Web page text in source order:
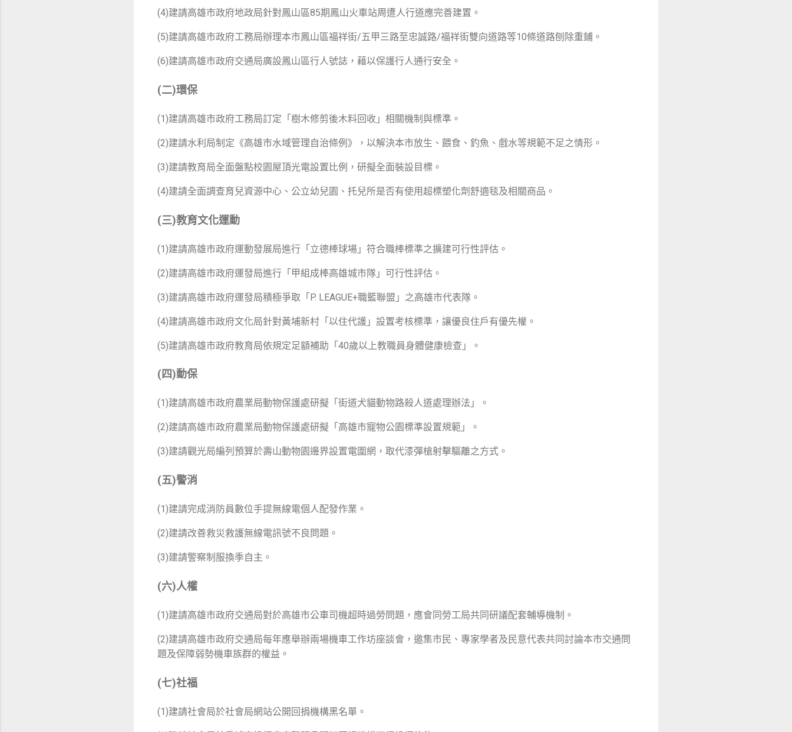
(4)建請高雄市政府地政局針對鳳山區85期鳳山火車站周遭人行道應完善建置。
(5)建請高雄市政府工務局辦理本市鳳山區福祥街/五甲三路至忠誠路/福祥街雙向道路等10條道路刨除重鋪。
(6)建請高雄市政府交通局廣設鳳山區行人號誌，藉以保護行人通行安全。
(二)環保
(1)建請高雄市政府工務局訂定「樹木修剪後木料回收」相關機制與標準。
(2)建請水利局制定《高雄市水域管理自治條例》，以解決本市放生、餵食、釣魚、戲水等規範不足之情形。
(3)建請教育局全面盤點校園屋頂光電設置比例，研擬全面裝設目標。
(4)建請全面調查育兒資源中心、公立幼兒園、托兒所是否有使用超標塑化劑舒適毯及相關商品。
(三)教育文化運動
(1)建請高雄市政府運動發展局進行「立德棒球場」符合職棒標準之擴建可行性評估。
(2)建請高雄市政府運發局進行「甲組成棒高雄城市隊」可行性評估。
(3)建請高雄市政府運發局積極爭取「P. LEAGUE+職籃聯盟」之高雄市代表隊。
(4)建請高雄市政府文化局針對黃埔新村「以住代護」設置考核標準，讓優良住戶有優先權。
(5)建請高雄市政府教育局依規定足額補助「40歲以上教職員身體健康檢查」。
(四)動保
(1)建請高雄市政府農業局動物保護處研擬「街道犬貓動物路殺人道處理辦法」。
(2)建請高雄市政府農業局動物保護處研擬「高雄市寵物公園標準設置規範」。
(3)建請觀光局編列預算於壽山動物園邊界設置電圍網，取代漆彈槍射擊驅離之方式。
(五)警消
(1)建請完成消防員數位手提無線電個人配發作業。
(2)建請改善救災救護無線電訊號不良問題。
(3)建請警察制服換季自主。
(六)人權
(1)建請高雄市政府交通局對於高雄市公車司機超時過勞問題，應會同勞工局共同研議配套輔導機制。
(2)建請高雄市政府交通局每年應舉辦兩場機車工作坊座談會，邀集市民、專家學者及民意代表共同討論本市交通問
題及保障弱勢機車族群的權益。
(七)社福
(1)建請社會局於社會局網站公開回捐機構黑名單。